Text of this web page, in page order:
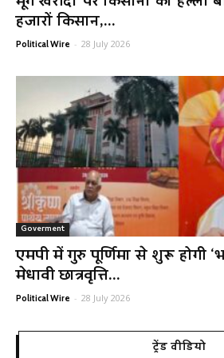
हजारों किसान,...
Political Wire - 28 July 2026
Goverment
एमपी में गुरु पूर्णिमा से शुरू होगी
मेधावी छात्रवृत्ति...
Political Wire - 28 July 2026
ट्रेंड वीडियो